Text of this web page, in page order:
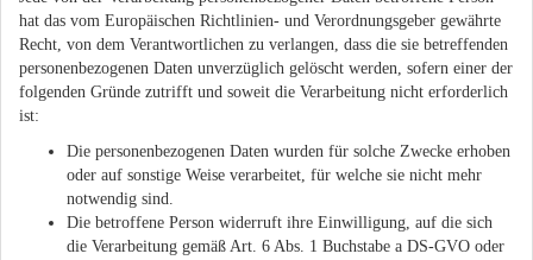
hat das vom Europäischen Richtlinien- und Verordnungsgeber gewährte
Recht, von dem Verantwortlichen zu verlangen, dass die sie betreffenden
personenbezogenen Daten unverzüglich gelöscht werden, sofern einer der
folgenden Gründe zutrifft und soweit die Verarbeitung nicht erforderlich
ist:
Die personenbezogenen Daten wurden für solche Zwecke erhoben
oder auf sonstige Weise verarbeitet, für welche sie nicht mehr
notwendig sind.
Die betroffene Person widerruft ihre Einwilligung, auf die sich
die Verarbeitung gemäß Art. 6 Abs. 1 Buchstabe a DS-GVO oder